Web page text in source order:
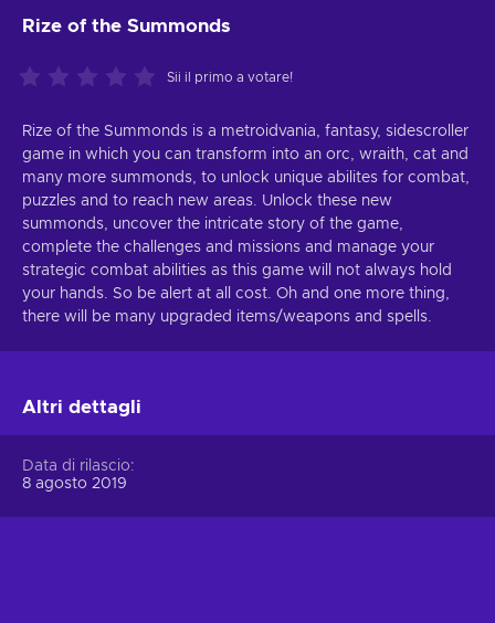
Rize of the Summonds
Sii il primo a votare!
Rize of the Summonds is a metroidvania, fantasy, sidescroller
game in which you can transform into an orc, wraith, cat and
many more summonds, to unlock unique abilites for combat,
puzzles and to reach new areas. Unlock these new
summonds, uncover the intricate story of the game,
complete the challenges and missions and manage your
strategic combat abilities as this game will not always hold
your hands. So be alert at all cost. Oh and one more thing,
there will be many upgraded items/weapons and spells.
Altri dettagli
Data di rilascio
8 agosto 2019